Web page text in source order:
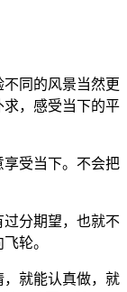
同的风景当然更
，感受当下的平
受当下。不会把
分期望，也就不
轮。
就能认真做，就